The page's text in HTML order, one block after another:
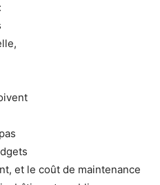
et le coût de maintenance